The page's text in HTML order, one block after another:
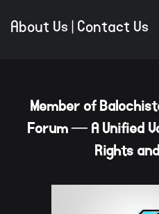
About Us|Contact Us
Member of
Forum — A Unified
Rights